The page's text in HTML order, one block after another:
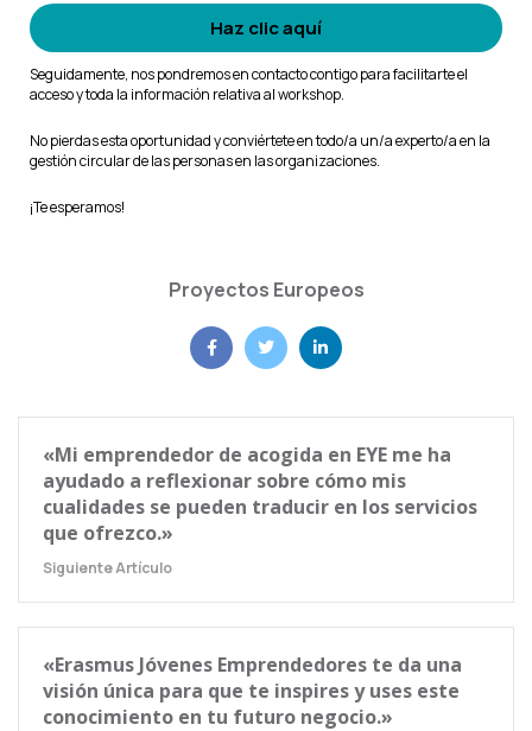
Haz clic aquí
Seguidamente, nos pondremos en contacto contigo para facilitarte el
acceso y toda la información relativa al workshop.
No pierdas esta oportunidad y conviértete en todo/a un/a experto/a en la
gestión circular de las personas en las organizaciones.
¡Te esperamos!
Proyectos Europeos
«Mi emprendedor de acogida en EYE me ha
ayudado a reflexionar sobre cómo mis
cualidades se pueden traducir en los servicios
que ofrezco.»
Siguiente Artículo
«Erasmus Jóvenes Emprendedores te da una
visión única para que te inspires y uses este
conocimiento en tu futuro negocio.»